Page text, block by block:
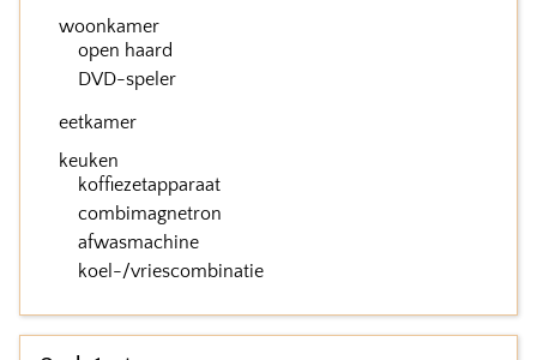
woonkamer
open haard
DVD-speler
eetkamer
keuken
koffiezetapparaat
combimagnetron
afwasmachine
koel-/vriescombinatie